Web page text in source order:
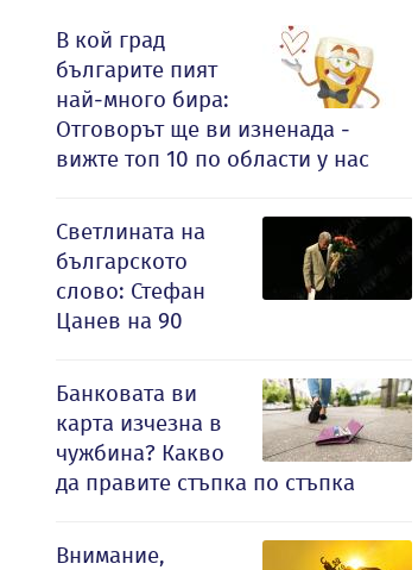
В кой град
българите пият
най-много бира:
Отговорът ще ви изненада -
вижте топ 10 по области у нас
Светлината на
българското
слово: Стефан
Цанев на 90
Банковата ви
карта изчезна в
чужбина? Какво
да правите стъпка по стъпка
Внимание,